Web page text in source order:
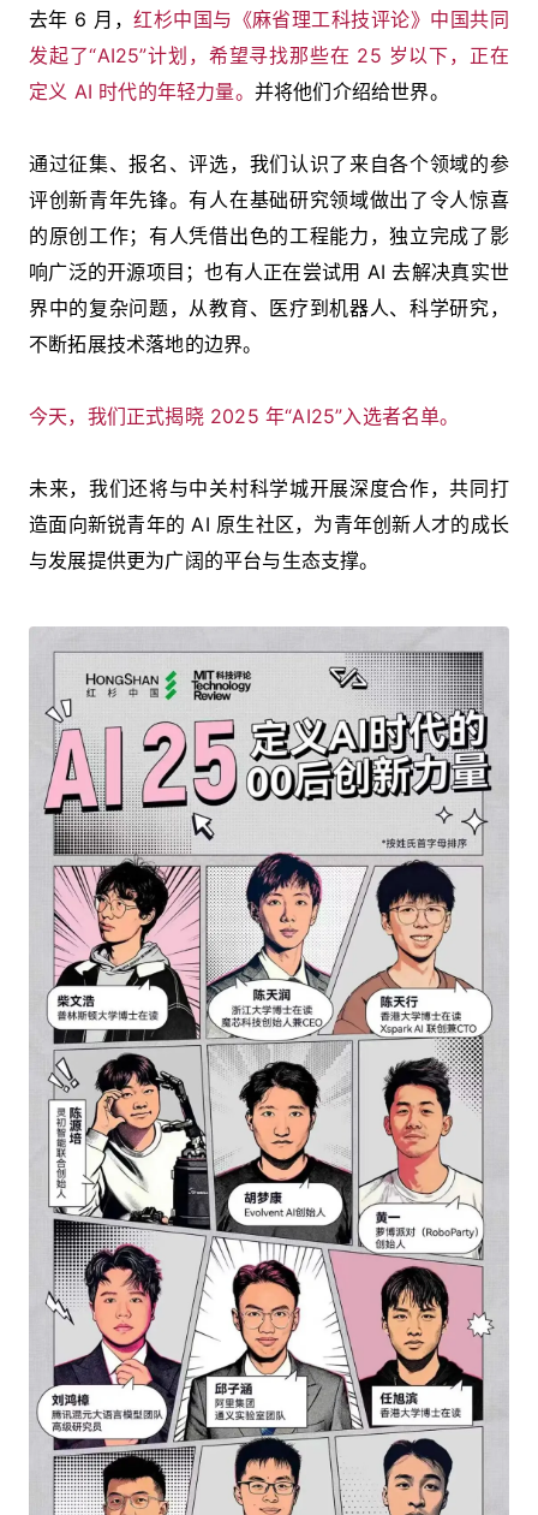
去年 6 月，红杉中国与《麻省理工科技评论》中国共同
发起了“AI25”计划，希望寻找那些在 25 岁以下，正在
定义 AI 时代的年轻力量。 并将他们介绍给世界。
通过征集、报名、评选，我们认识了来自各个领域的参
评创新青年先锋。有人在基础研究领域做出了令人惊喜
的原创工作；有人凭借出色的工程能力，独立完成了影
响广泛的开源项目；也有人正在尝试用 AI 去解决真实世
界中的复杂问题，从教育、医疗到机器人、科学研究，
不断拓展技术落地的边界。
今天，我们正式揭晓 2025 年“AI25”入选者名单。
未来，我们还将与中关村科学城开展深度合作，共同打
造面向新锐青年的 AI 原生社区，为青年创新人才的成长
与发展提供更为广阔的平台与生态支撑。